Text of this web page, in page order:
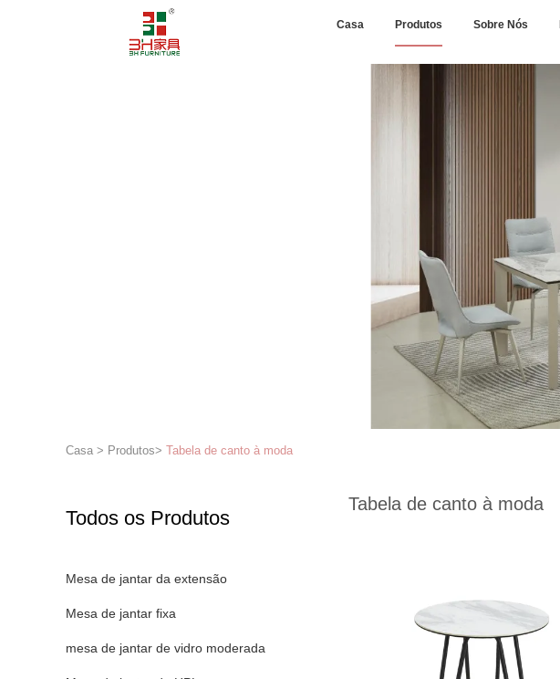
Casa Produtos Sobre Nós
Casa > Produtos> Tabela de canto à moda
Todos os Produtos
Mesa de jantar da extensão
Mesa de jantar fixa
mesa de jantar de vidro moderada
Tabela de canto à moda